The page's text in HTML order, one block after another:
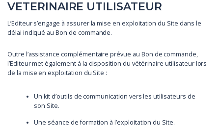
VETERINAIRE UTILISATEUR
L’Editeur s’engage à assurer la mise en exploitation du Site dans le
délai indiqué au Bon de commande.
Outre l’assistance complémentaire prévue au Bon de commande,
l’Editeur met également à la disposition du vétérinaire utilisateur lors
de la mise en exploitation du Site :
Un kit d’outils de communication vers les utilisateurs de
son Site.
Une séance de formation à l’exploitation du Site.